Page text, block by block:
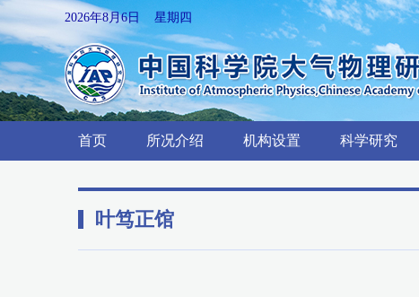
2026年8月6日 星期四
首页 所况介绍 机构设置 科学研究
叶笃正馆